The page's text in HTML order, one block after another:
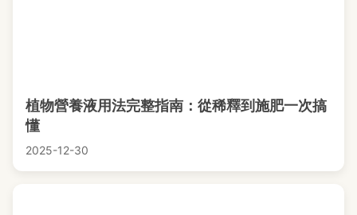
植物營養液用法完整指南：從稀釋到施肥一次搞
懂
2025-12-30